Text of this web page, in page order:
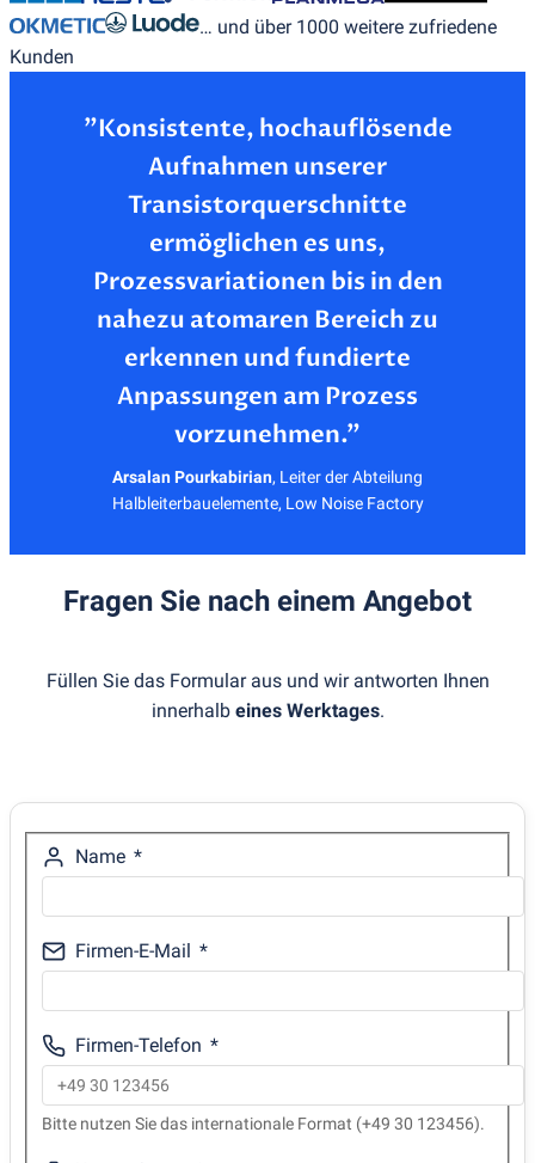
… und über 1000 weitere zufriedene
Kunden
”Konsistente, hochauflösende
Aufnahmen unserer
Transistorquerschnitte
ermöglichen es uns,
Prozessvariationen bis in den
nahezu atomaren Bereich zu
erkennen und fundierte
Anpassungen am Prozess
Arsalan Pourkabirian, Leiter der Abteilung
Halbleiterbauelemente, Low Noise Factory
Fragen Sie nach einem Angebot
Füllen Sie das Formular aus und wir antworten Ihnen
innerhalb eines Werktages.
Name
Firmen-E-Mail
Firmen-Telefon
Bitte nutzen Sie das internationale Format (+49 30 123456).